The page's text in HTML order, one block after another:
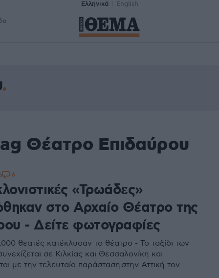
Ελληνικά English
Θέατρο Επιδαύρου
«Τρωάδες»
στο Αρχαίο Θέατρο της
- Δείτε φωτογραφίες
θεατές κατέκλυσαν το θέατρο - Το ταξίδι των
σε Κιλκίας και Θεσσαλονίκη και
με την τελευταία παράσταση στην Αττική τον
6